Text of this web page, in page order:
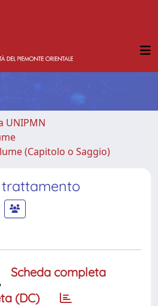
UNIPMN
(Capitolo o Saggio)
trattamento
Scheda completa
(DC)